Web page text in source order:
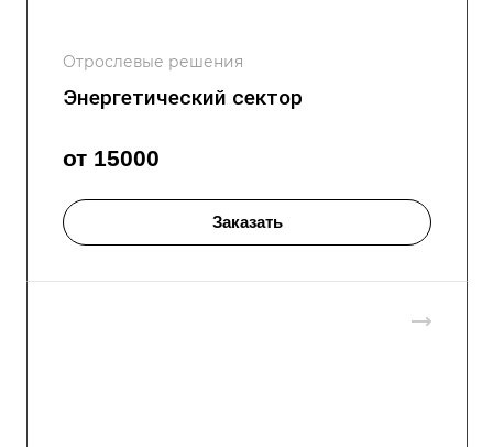
Отрослевые решения
Энергетический сектор
от 15000
Заказать